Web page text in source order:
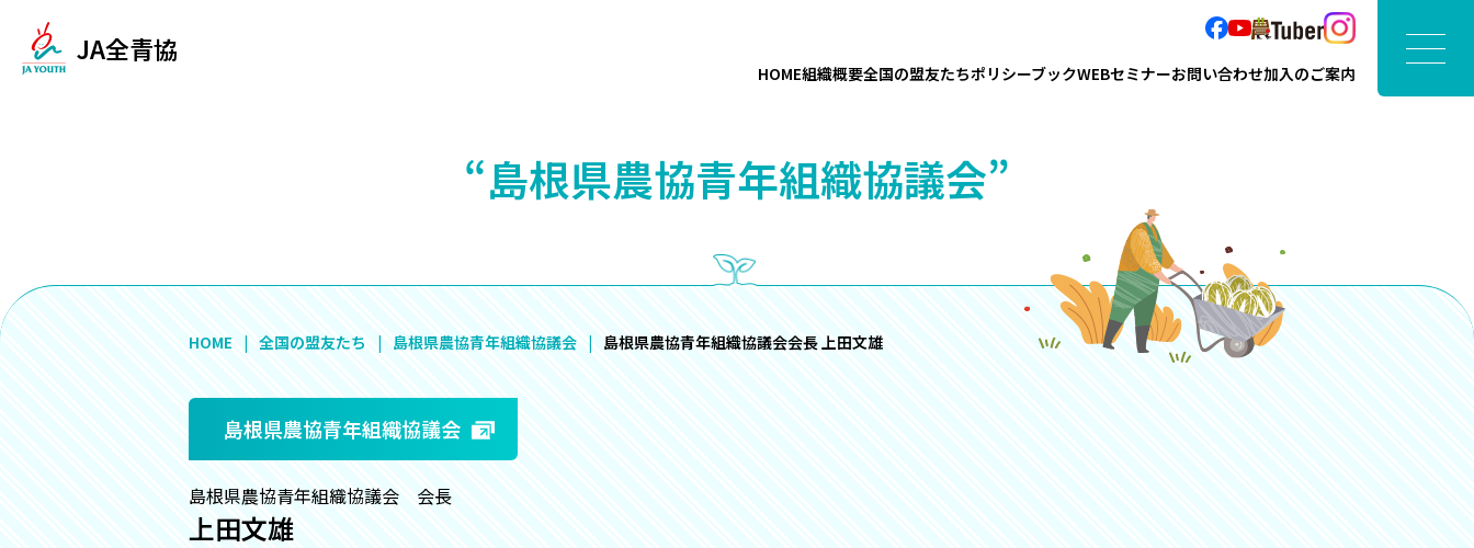
JA全青協
HOME組織概要全国の盟友たちポリシーブックWEBセミナーお問い合わせ加入のご案内
“島根県農協青年組織協議会”
HOME 全国の盟友たち 島根県農協青年組織協議会 島根県農協青年組織協議会会長 上田文雄
島根県農協青年組織協議会
島根県農協青年組織協議会 会長
上田文雄